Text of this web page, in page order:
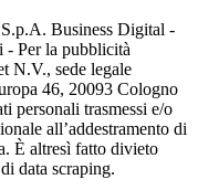
Business Digital -
- Per la pubblicità
N.V., sede legale
46, 20093 Cologno
personali trasmessi e/o
all’addestramento di
È altresì fatto divieto
data scraping.